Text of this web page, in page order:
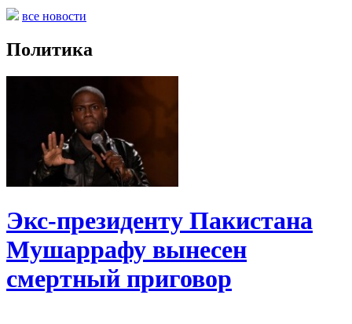
все новости
Политика
Экс-президенту Пакистана
Мушаррафу вынесен
смертный приговор